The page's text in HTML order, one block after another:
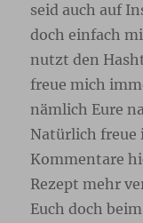
seid auch auf
doch einfach
nutzt den
freue mich
nämlich Eure
Natürlich freue
Kommentare
Rezept mehr
Euch doch